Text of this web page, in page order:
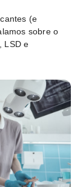
(e
sobre o
LSD e